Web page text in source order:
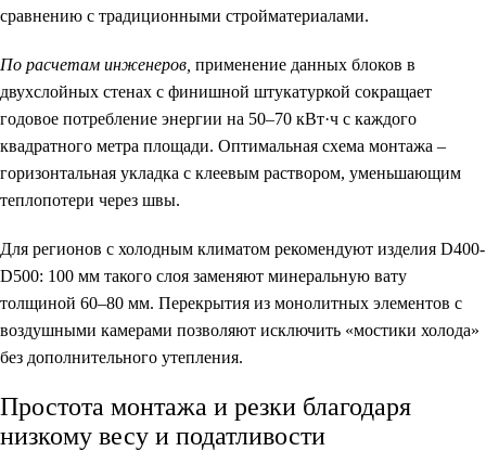
сравнению с традиционными стройматериалами.
По расчетам инженеров, применение данных блоков в
двухслойных стенах с финишной штукатуркой сокращает
годовое потребление энергии на 50–70 кВт·ч с каждого
квадратного метра площади. Оптимальная схема монтажа –
горизонтальная укладка с клеевым раствором, уменьшающим
теплопотери через швы.
Для регионов с холодным климатом рекомендуют изделия D400-
D500: 100 мм такого слоя заменяют минеральную вату
толщиной 60–80 мм. Перекрытия из монолитных элементов с
воздушными камерами позволяют исключить «мостики холода»
без дополнительного утепления.
Простота монтажа и резки благодаря
низкому весу и податливости